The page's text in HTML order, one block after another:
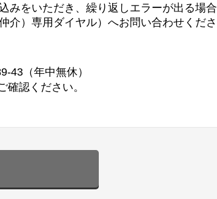
みをいただき、繰り返しエラーが出る場合
介）専用ダイヤル）へお問い合わせくださ
43（年中無休）
確認ください。